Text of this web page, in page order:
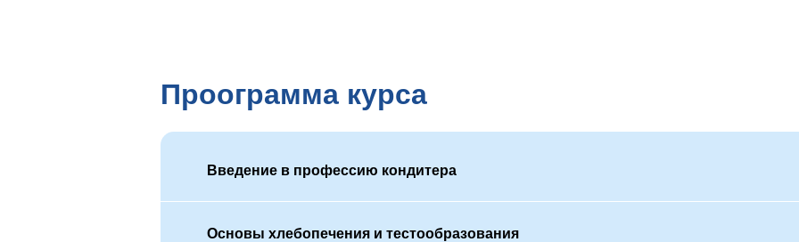
Проограмма курса
Введение в профессию кондитера
Основы хлебопечения и тестообразования